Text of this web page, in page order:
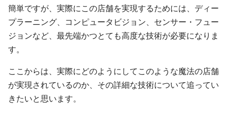
簡単ですが、実際にこの店舗を実現するためには、ディー
プラーニング、コンピュータビジョン、センサー・フュー
ジョンなど、最先端かつとても高度な技術が必要になりま
す。
ここからは、実際にどのようにしてこのような魔法の店舗
が実現されているのか、その詳細な技術について追ってい
きたいと思います。